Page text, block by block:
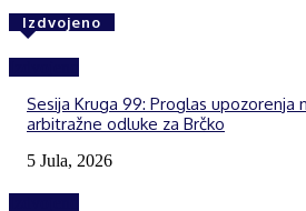
Izdvojeno
Sesija Kruga 99: Proglas upozorenja
arbitražne odluke za Brčko
5 Jula, 2026